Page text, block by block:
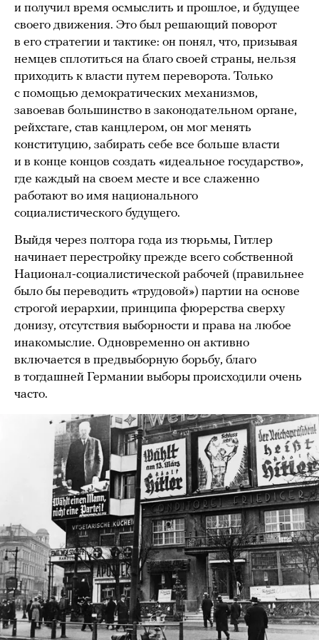
и получил время осмыслить и прошлое, и будущее
своего движения. Это был решающий поворот
в его стратегии и тактике: он понял, что, призывая
немцев сплотиться на благо своей страны, нельзя
приходить к власти путем переворота. Только
с помощью демократических механизмов,
завоевав большинство в законодательном органе,
рейхстаге, став канцлером, он мог менять
конституцию, забирать себе все больше власти
и в конце концов создать «идеальное государство»,
где каждый на своем месте и все слаженно
работают во имя национального
социалистического будущего.
Выйдя через полтора года из тюрьмы, Гитлер
начинает перестройку прежде всего собственной
Национал-социалистической рабочей (правильнее
было бы переводить «трудовой») партии на основе
строгой иерархии, принципа фюрерства сверху
донизу, отсутствия выборности и права на любое
инакомыслие. Одновременно он активно
включается в предвыборную борьбу, благо
в тогдашней Германии выборы происходили очень
часто.